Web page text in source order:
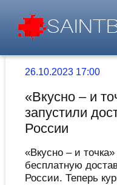
26.10.2023 17:00
«Вкусно – и
запустили
России
«Вкусно – и
бесплатную
России. Теперь